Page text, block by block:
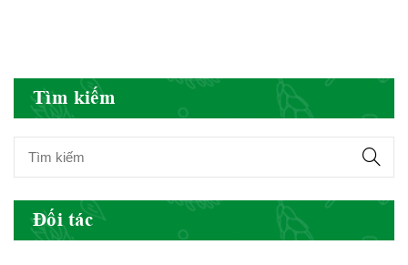
Tìm kiếm
Đối tác
Hội Đông Y Tỉnh Yên Bái